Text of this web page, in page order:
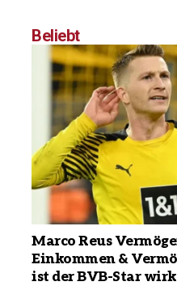
Beliebt
Marco Reus
Einkommen &
ist der BVB-Star